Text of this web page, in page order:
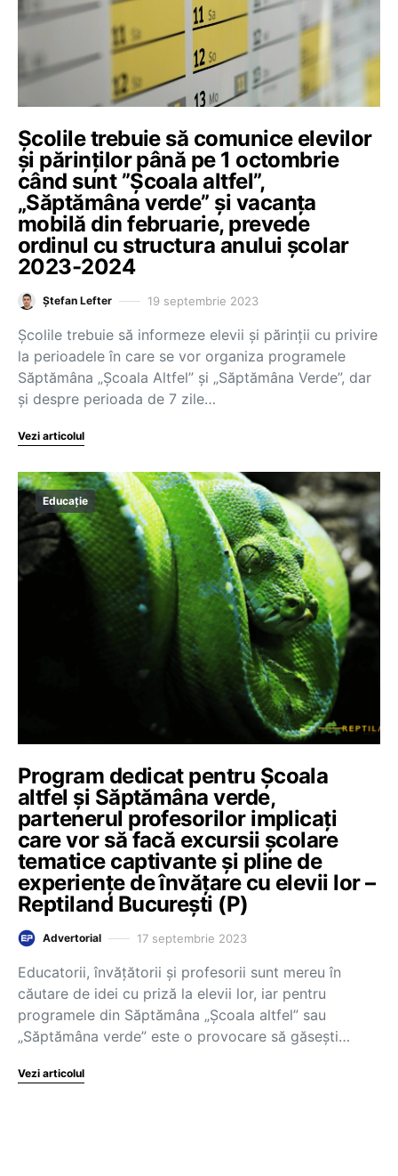
Școlile trebuie să comunice elevilor
și părinților până pe 1 octombrie
când sunt ”Școala altfel”,
„Săptămâna verde” și vacanța
mobilă din februarie, prevede
ordinul cu structura anului școlar
2023-2024
Ștefan Lefter 19 septembrie 2023
Școlile trebuie să informeze elevii și părinții cu privire
la perioadele în care se vor organiza programele
Săptămâna „Școala Altfel” și „Săptămâna Verde”, dar
și despre perioada de 7 zile…
Vezi articolul
Educație
Program dedicat pentru Școala
altfel și Săptămâna verde,
partenerul profesorilor implicați
care vor să facă excursii școlare
tematice captivante și pline de
experiențe de învățare cu elevii lor –
Reptiland București (P)
Advertorial 17 septembrie 2023
Educatorii, învățătorii și profesorii sunt mereu în
căutare de idei cu priză la elevii lor, iar pentru
programele din Săptămâna „Școala altfel” sau
„Săptămâna verde” este o provocare să găsești…
Vezi articolul